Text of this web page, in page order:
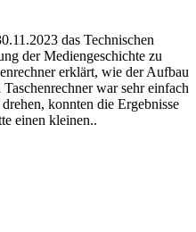
das Technischen
der Mediengeschichte zu
erklärt, wie der Aufbau
war sehr einfach
konnten die Ergebnisse
einen kleinen..